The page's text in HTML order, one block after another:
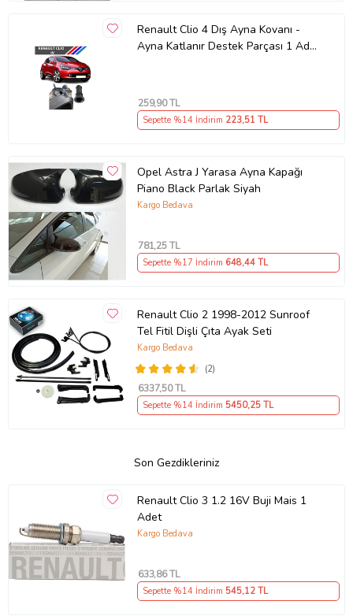
Renault Clio 4 Dış Ayna Kovanı -
Ayna Katlanır Destek Parçası 1 Adet
259,90 TL
Sepette %14 İndirim 223,51 TL
Opel Astra J Yarasa Ayna Kapağı
Piano Black Parlak Siyah
Kargo Bedava
781,25 TL
Sepette %17 İndirim 648,44 TL
Renault Clio 2 1998-2012 Sunroof
Tel Fitil Dişli Çıta Ayak Seti
(2)
Kargo Bedava
6337,50 TL
Sepette %14 İndirim 5450,25 TL
Son Gezdikleriniz
Renault Clio 3 1.2 16V Buji Mais 1
Adet
Kargo Bedava
633,86 TL
Sepette %14 İndirim 545,12 TL